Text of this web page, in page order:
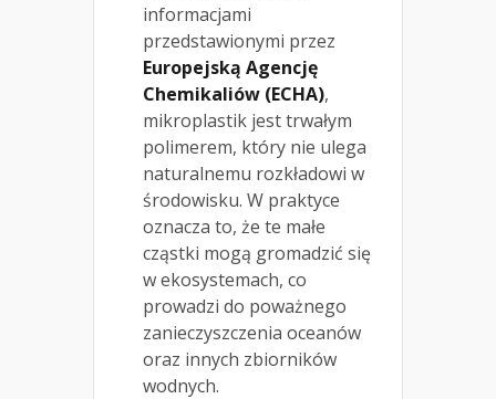
informacjami
przedstawionymi przez
Europejską Agencję
Chemikaliów (ECHA),
mikroplastik jest trwałym
polimerem, który nie ulega
naturalnemu rozkładowi w
środowisku. W praktyce
oznacza to, że te małe
cząstki mogą gromadzić się
w ekosystemach, co
prowadzi do poważnego
zanieczyszczenia oceanów
oraz innych zbiorników
wodnych.